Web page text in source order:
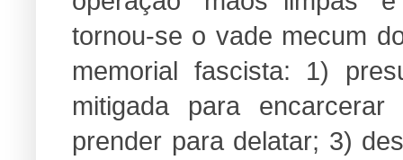
tornou-se o vade mecum
memorial fascista: 1)
mitigada para encarcerar
prender para delatar; 3)